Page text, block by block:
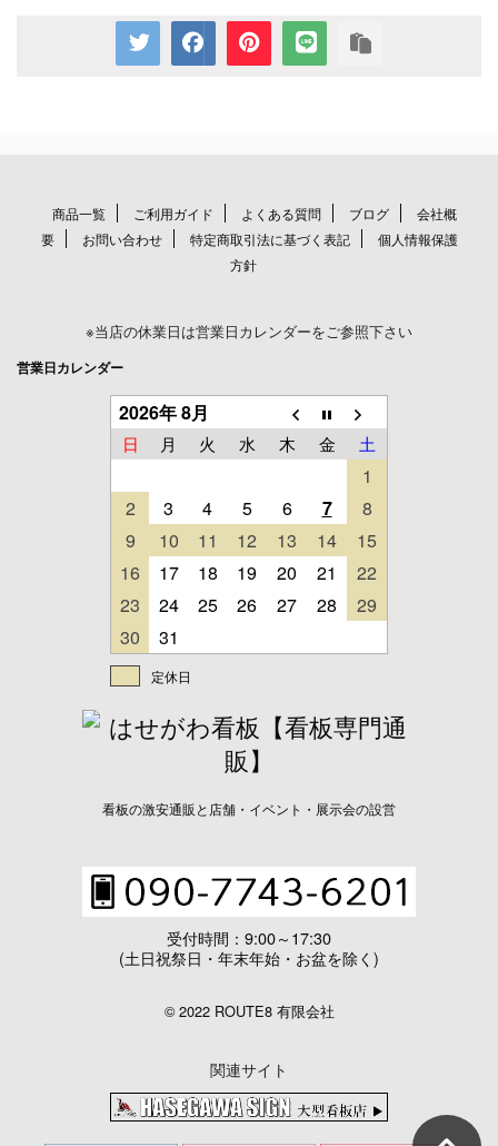
商品一覧 ご利用ガイド よくある質問 ブログ
会社概
要
お問い合わせ 特定商取引法に基づく表記
個人情報保護
方針
※当店の休業日は営業日カレンダーをご参照下さい
営業日カレンダー
2026年 8月
日 月 火 水 木 金 土
1
2
3 4 5 6 7
8
9
10 11 12 13 14
15
16
17 18 19 20 21
22
23
24 25 26 27 28
29
30
31
定休日
看板の激安通販と店舗・イベント・展示会の設営
受付時間：9:00～17:30
(土日祝祭日・年末年始・お盆を除く)
© 2022 ROUTE8 有限会社
関連サイト